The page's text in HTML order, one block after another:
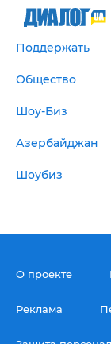
Поддержать
Общество
Шоу-Биз
Азербайджан
Шоубиз
О проекте
Реклама